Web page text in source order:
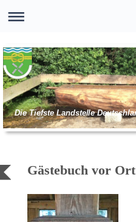
Die Tiefste Landstelle
Gästebuch vor